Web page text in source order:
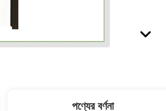
পণ্যের বর্ণনা